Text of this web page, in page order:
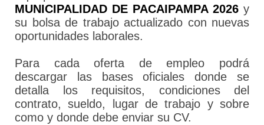
MUNICIPALIDAD DE PACAIPAMPA 2026 y
su bolsa de trabajo actualizado con nuevas
oportunidades laborales.
Para cada oferta de empleo podrá
descargar las bases oficiales donde se
detalla los requisitos, condiciones del
contrato, sueldo, lugar de trabajo y sobre
como y donde debe enviar su CV.